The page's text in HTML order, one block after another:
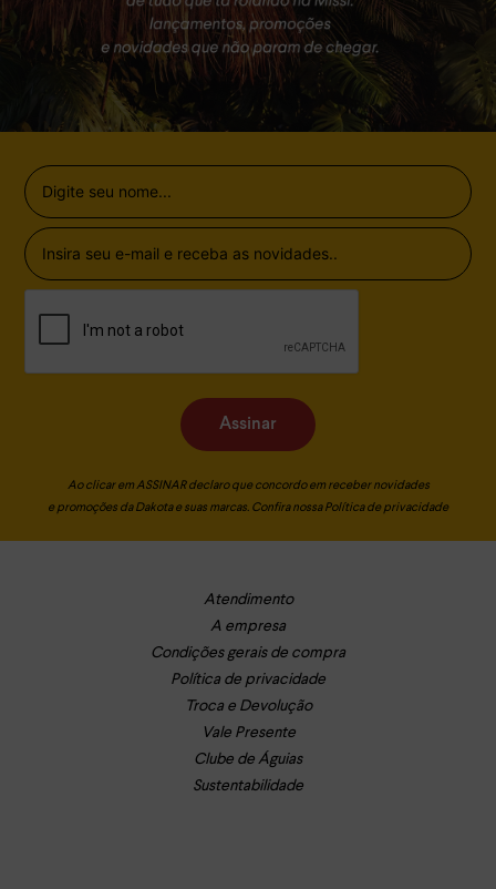
Assinar
Ao clicar em ASSINAR declaro que concordo em receber novidades
e promoções da Dakota e suas marcas. Confira nossaPolítica de privacidade
Atendimento
A empresa
Condições gerais de compra
Política de privacidade
Troca e Devolução
Vale Presente
Clube de Águias
Sustentabilidade